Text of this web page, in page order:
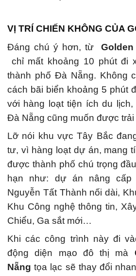
VỊ TRÍ CHIẾN KHÔNG CỦA
Đáng chú ý hơn, từ
chỉ mất khoảng 10 phút đi
thành phố Đà Nẵng. Không
cách bãi biển khoảng 5 phút
với hàng loạt tiện ích du
Đà Nẵng cũng muốn được trải
Lỡ nói khu vực Tây Bắc
tư, vì hàng loạt dự án, mang
được thành phố chú trọng
hạn như: dự án nâng cấp
Nguyễn Tất Thành nối dài,
Khu Công nghệ thông tin,
Chiểu, Ga sắt mới…
Khi các công trình này đi
động diện mạo đô thị mà
Nẵng tọa lạc sẽ thay đổi